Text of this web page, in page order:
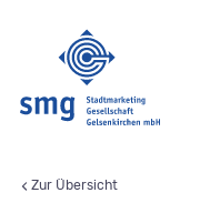
Zur Übersicht